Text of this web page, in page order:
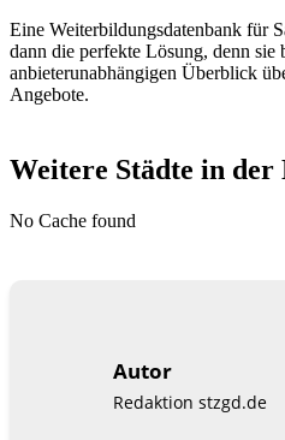
Eine Weiterbildungsdatenbank für
dann die perfekte Lösung, denn sie
anbieterunabhängigen Überblick
Angebote.
Weitere Städte in der
No Cache found
Autor
Redaktion stzgd.de